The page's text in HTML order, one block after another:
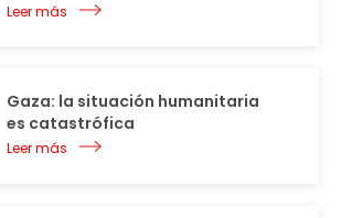
Leer más
Gaza: la situación humanitaria
es catastrófica
Leer más